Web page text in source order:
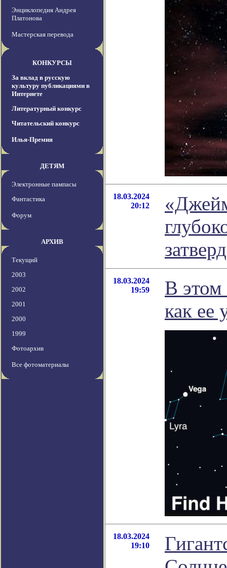
Энциклопедия Андрея
Платонова
Мастерская перевода
КОНКУРСЫ
За вклад в русскую
культуру публикациями в
Интернете
Литературный конкурс
Читательский конкурс
Илья-Премия
ДЕТЯМ
Электронные пампасы
Фантастика
Форум
АРХИВ
Текущий
2003
2002
2001
2000
1999
Фотоархив
Все фотоматериалы
18.03.2024
20:12
18.03.2024
19:59
В этом
как ее
18.03.2024
19:10